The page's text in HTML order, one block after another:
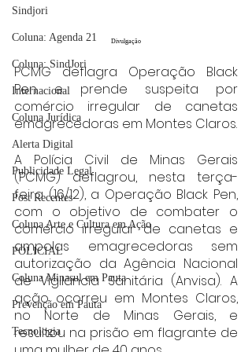
Sindjori
Coluna: Agenda 21
Coluna: SindJori
Internacional
Coluna Jurídica
Alerta Digital
Publicidade Legal
Post Recentes
Coluna Arte e Cultura em Ação
POLICIAL
Coluna Minasul em Pauta
Prevenção em Pauta
Tecnologia
Divulgação
PCMG deflagra Operação Black
Pen e prende suspeita por
comércio irregular de canetas
emagrecedoras em Montes Claros.
A Polícia Civil de Minas Gerais
(PCMG) deflagrou, nesta terça-
feira (16/12), a Operação Black Pen,
com o objetivo de combater o
comércio irregular de canetas e
ampolas emagrecedoras sem
autorização da Agência Nacional
de Vigilância Sanitária (Anvisa). A
ação ocorreu em Montes Claros,
no Norte de Minas Gerais, e
resultou na prisão em flagrante de